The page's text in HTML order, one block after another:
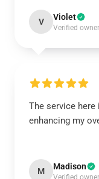
V Violet
Verified owner
The service
enhancing my
M Madison
Verified owner